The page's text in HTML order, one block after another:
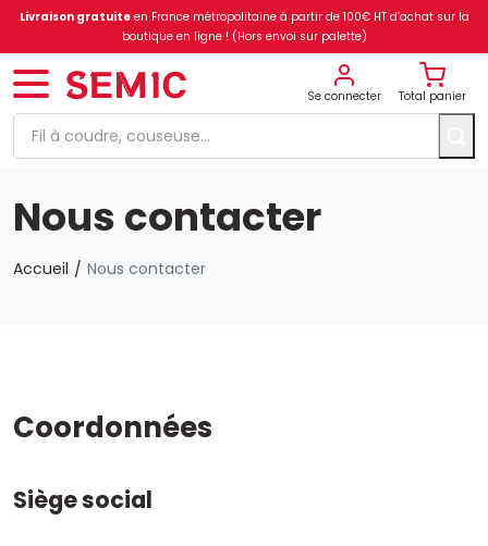
Livraison gratuiteen France métropolitaine à partir de 100€ HT d’achat sur la
boutique en ligne ! (Hors envoi sur palette)
Se connecter Total panier
Nous contacter
Accueil Nous contacter
Coordonnées
Siège social